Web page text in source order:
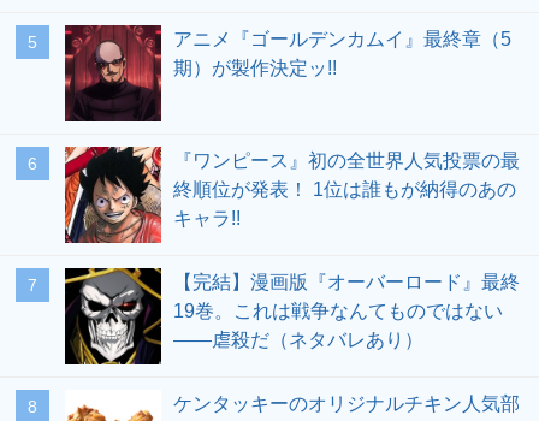
アニメ『ゴールデンカムイ』最終章（5
期）が製作決定ッ!!
『ワンピース』初の全世界人気投票の最
終順位が発表！ 1位は誰もが納得のあの
キャラ!!
【完結】漫画版『オーバーロード』最終
19巻。これは戦争なんてものではない
――虐殺だ（ネタバレあり）
ケンタッキーのオリジナルチキン人気部